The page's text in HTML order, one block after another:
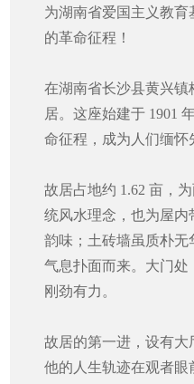
为湖南省爱国主义教
的革命征程！
在湖南省长沙县黄兴
居。这座始建于 1901
命征程，成为人们缅怀
故居占地约 1.62 亩，
统风水理念，也为屋
韵味；土砖墙虽质朴
气息扑面而来。大门处
刚劲有力。
故居的第一进，设有大
他的人生轨迹在观者